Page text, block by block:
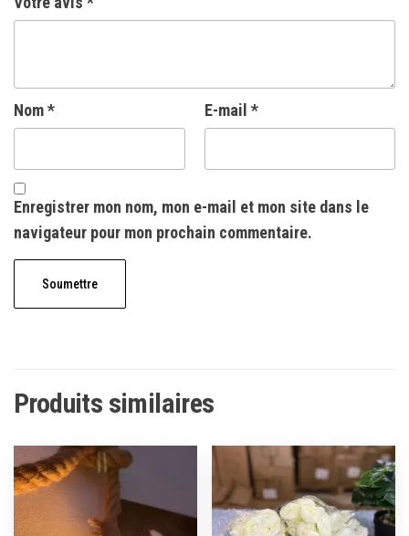
Nom* E-mail *
Enregistrer mon nom, mon e-mail et mon site dans le
navigateur pour mon prochain commentaire.
Produits similaires